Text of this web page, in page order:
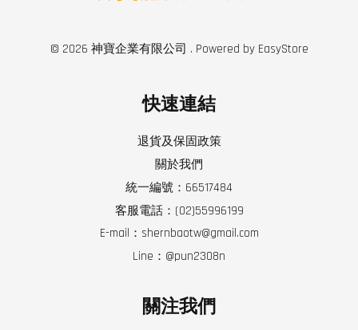
© 2026 神寶企業有限公司 . Powered by EasyStore
快速連結
退貨及保固政策
關於我們
統一編號：66517484
客服電話：(02)55996199
E-mail：shernbaotw@gmail.com
Line：@pun2308n
關注我們